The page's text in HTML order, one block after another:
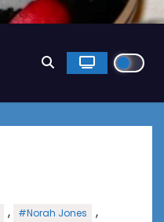
, #Norah Jones ,